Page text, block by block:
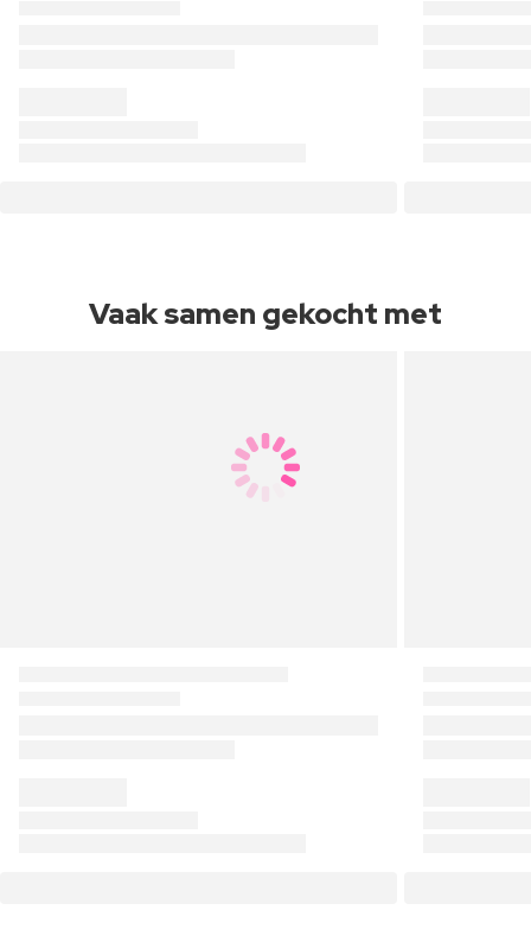
Vaak samen gekocht met